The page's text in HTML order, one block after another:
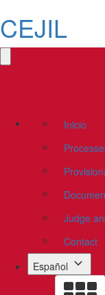
CEJIL
Inicio
Judge
Contact
Español